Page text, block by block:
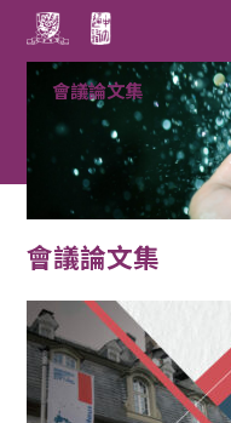
會議論文集
會議論文集